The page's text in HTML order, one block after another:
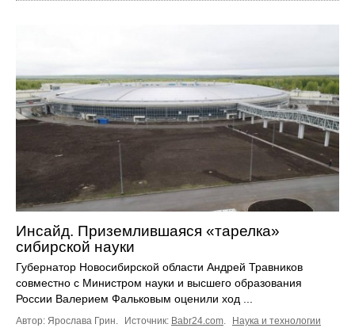
Инсайд. Приземлившаяся «тарелка»
сибирской науки
Губернатор Новосибирской области Андрей Травников
совместно с Министром науки и высшего образования
России Валерием Фальковым оценили ход ...
Автор: Ярослава Грин. Источник: Babr24.com.
Наука и технологии